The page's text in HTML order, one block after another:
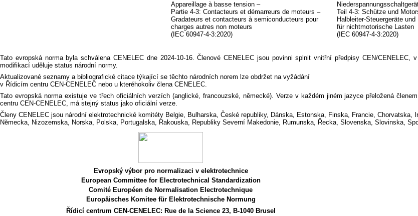
Appareillage à basse tension –
Partie 4-3: Contacteurs et démarreurs de moteurs –
Gradateurs et contacteurs à semiconducteurs pour
charges autres non moteurs
(IEC 60947-4-3:2020)
Teil 4-3: Schütze und
Halbleiter-Steuergeräte
für nichtmotorische Lasten
(IEC 60947-4-3:2020)
Tato evropská norma byla schválena CENELEC dne 2024-10-16. Členové CENELEC jsou povinni splnit vnitřní předpisy CEN/
modifikací uděluje status národní normy.
Aktualizované seznamy a bibliografické citace týkající se těchto národních norem lze obdržet na vyžádání
v Řídicím centru CEN-CENELEC nebo u kteréhokoliv člena CENELEC.
Tato evropská norma existuje ve třech oficiálních verzích (anglické, francouzské, německé). Verze v každém jiném jazyce přeložená
centru CEN-CENELEC, má stejný status jako oficiální verze.
Členy CENELEC jsou národní elektrotechnické komitéty Belgie, Bulharska, České republiky, Dánska, Estonska, Finska, Francie,
Německa, Nizozemska, Norska, Polska, Portugalska, Rakouska, Republiky Severní Makedonie, Rumunska, Řecka, Slovenska, Slovinska,
Evropský výbor pro normalizaci v elektrotechnice
European Committee for Electrotechnical Standardization
Comité Européen de Normalisation Electrotechnique
Europäisches Komitee für Elektrotechnische Normung
Řídicí centrum CEN-CENELEC: Rue de la Science 23, B-1040 Brusel